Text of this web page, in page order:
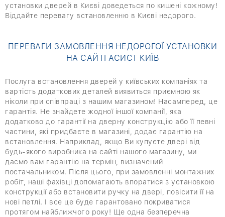
установки дверей в Києві доведеться по кишені кожному!
Віддайте перевагу встановленню в Києві недорого.
ПЕРЕВАГИ ЗАМОВЛЕННЯ НЕДОРОГОЇ УСТАНОВКИ
НА САЙТІ АСИСТ КИЇВ
Послуга встановлення дверей у київських компаніях та
вартість додаткових деталей виявиться приємною як
ніколи при співпраці з нашим магазином! Насамперед, це
гарантія. Не знайдете жодної іншої компанії, яка
додатково до гарантії на дверну конструкцію або її певні
частини, які придбаєте в магазині, додає гарантію на
встановлення. Наприклад, якщо Ви купуєте двері від
будь-якого виробника на сайті нашого магазину, ми
даємо вам гарантію на термін, визначений
постачальником. Після цього, при замовленні монтажних
робіт, наші фахівці допомагають впоратися з установкою
конструкції або встановити ручку на двері, повісити її на
нові петлі. І все це буде гарантовано покриватися
протягом найближчого року! Ще одна безперечна